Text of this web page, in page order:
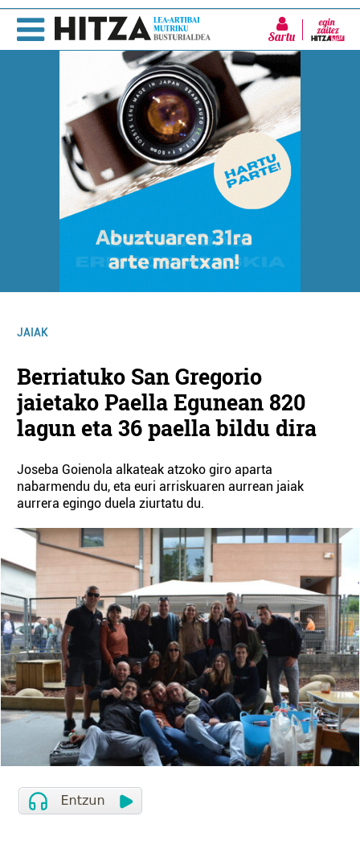
Sartu
JAIAK
Berriatuko San Gregorio
jaietako Paella Egunean 820
lagun eta 36 paella bildu dira
Joseba Goienola alkateak atzoko giro aparta
nabarmendu du, eta euri arriskuaren aurrean jaiak
aurrera egingo duela ziurtatu du.